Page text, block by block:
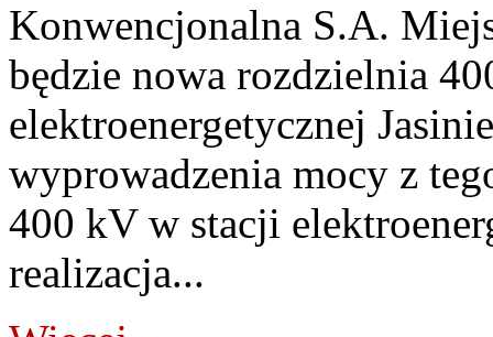
Konwencjonalna S.A.
będzie nowa rozdzielnia
elektroenergetycznej
wyprowadzenia mocy z
400 kV w stacji
realizacja...